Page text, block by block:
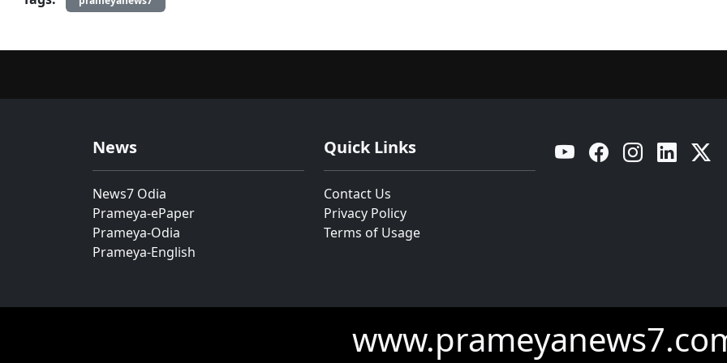
News
News7 Odia
Prameya-ePaper
Prameya-Odia
Prameya-English
Quick Links
Contact Us
Privacy Policy
Terms of Usage
YouTube Facebook Instagram